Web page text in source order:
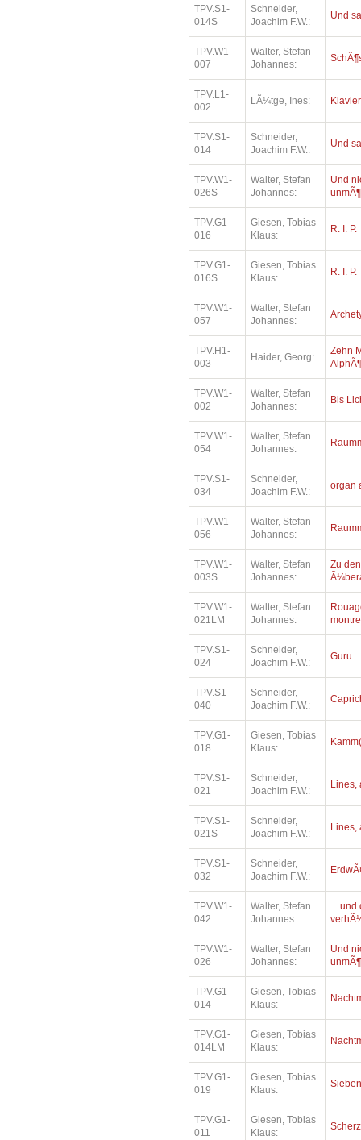
TPV.S1-
014S
Schneider,
Joachim F.W.:
Und
TPV.W1-
007
Walter, Stefan
Johannes:
TPV.L1-
002
LÃ¼tge, Ines:
TPV.S1-
014
Schneider,
Joachim F.W.:
Und
TPV.W1-
026S
Walter, Stefan
Johannes:
Und
TPV.G1-
016
Giesen, Tobias
Klaus:
R. I. P.
TPV.G1-
016S
Giesen, Tobias
Klaus:
R. I. P.
TPV.W1-
057
Walter, Stefan
Johannes:
TPV.H1-
003
Haider, Georg:
Zehn
TPV.W1-
002
Walter, Stefan
Johannes:
Bis
TPV.W1-
054
Walter, Stefan
Johannes:
TPV.S1-
034
Schneider,
Joachim F.W.:
organ
TPV.W1-
056
Walter, Stefan
Johannes:
TPV.W1-
003S
Walter, Stefan
Johannes:
Zu
TPV.W1-
021LM
Walter, Stefan
Johannes:
montre
TPV.S1-
024
Schneider,
Joachim F.W.:
Guru
TPV.S1-
040
Schneider,
Joachim F.W.:
TPV.G1-
018
Giesen, Tobias
Klaus:
TPV.S1-
021
Schneider,
Joachim F.W.:
Lines,
TPV.S1-
021S
Schneider,
Joachim F.W.:
Lines,
TPV.S1-
032
Schneider,
Joachim F.W.:
TPV.W1-
042
Walter, Stefan
Johannes:
... und
TPV.W1-
026
Walter, Stefan
Johannes:
Und
TPV.G1-
014
Giesen, Tobias
Klaus:
TPV.G1-
014LM
Giesen, Tobias
Klaus:
TPV.G1-
019
Giesen, Tobias
Klaus:
TPV.G1-
011
Giesen, Tobias
Klaus: